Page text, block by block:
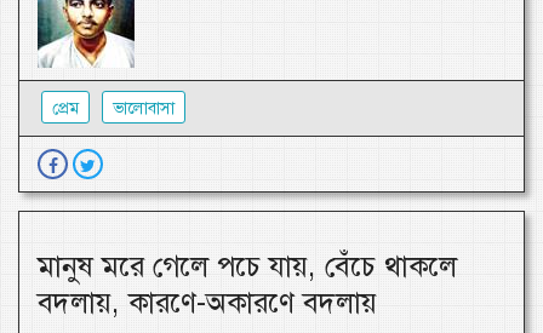
প্রেম ভালোবাসা
মানুষ মরে গেলে পচে যায়, বেঁচে থাকলে
বদলায়, কারণে-অকারণে বদলায়